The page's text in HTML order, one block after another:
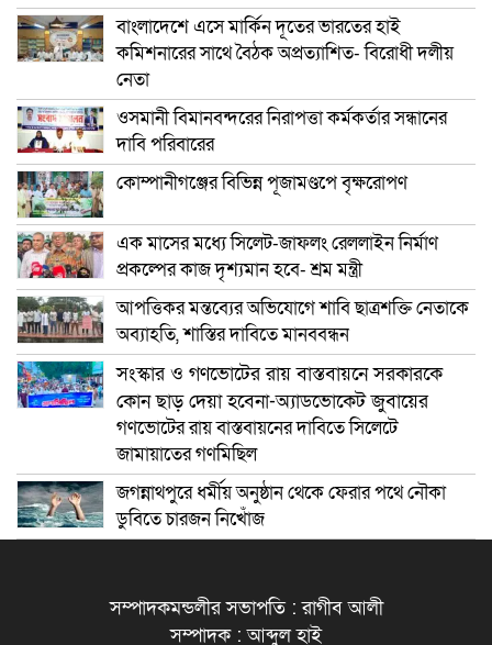
বাংলাদেশে এসে মার্কিন দূতের ভারতের হাই
কমিশনারের সাথে বৈঠক অপ্রত্যাশিত- বিরোধী দলীয়
নেতা
ওসমানী বিমানবন্দরের নিরাপত্তা কর্মকর্তার সন্ধানের
দাবি পরিবারের
কোম্পানীগঞ্জের বিভিন্ন পূজামণ্ডপে বৃক্ষরোপণ
এক মাসের মধ্যে সিলেট-জাফলং রেললাইন নির্মাণ
প্রকল্পের কাজ দৃশ্যমান হবে- শ্রম মন্ত্রী
আপত্তিকর মন্তব্যের অভিযোগে শাবি ছাত্রশক্তি নেতাকে
অব্যাহতি, শাস্তির দাবিতে মানববন্ধন
সংস্কার ও গণভোটের রায় বাস্তবায়নে সরকারকে
কোন ছাড় দেয়া হবেনা-অ্যাডভোকেট জুবায়ের
গণভোটের রায় বাস্তবায়নের দাবিতে সিলেটে
জামায়াতের গণমিছিল
জগন্নাথপুরে ধর্মীয় অনুষ্ঠান থেকে ফেরার পথে নৌকা
ডুবিতে চারজন নিখোঁজ
সম্পাদকমন্ডলীর সভাপতি : রাগীব আলী
সম্পাদক : আব্দুল হাই